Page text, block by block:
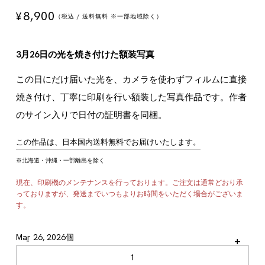
¥8,900 （税込 / 送料無料 ※一部地域除く）
3月26日の光を焼き付けた額装写真
この日にだけ届いた光を、カメラを使わずフィルムに直接
焼き付け、丁寧に印刷を行い額装した写真作品です。作者
のサイン入りで日付の証明書を同梱。
この作品は、日本国内送料無料でお届けいたします。
※北海道・沖縄・一部離島を除く
現在、印刷機のメンテナンスを行っております。ご注文は通常どおり承
っておりますが、発送までいつもよりお時間をいただく場合がございま
す。
+
Mar 26, 2026個
-